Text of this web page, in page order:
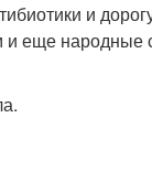
и
и еще народные